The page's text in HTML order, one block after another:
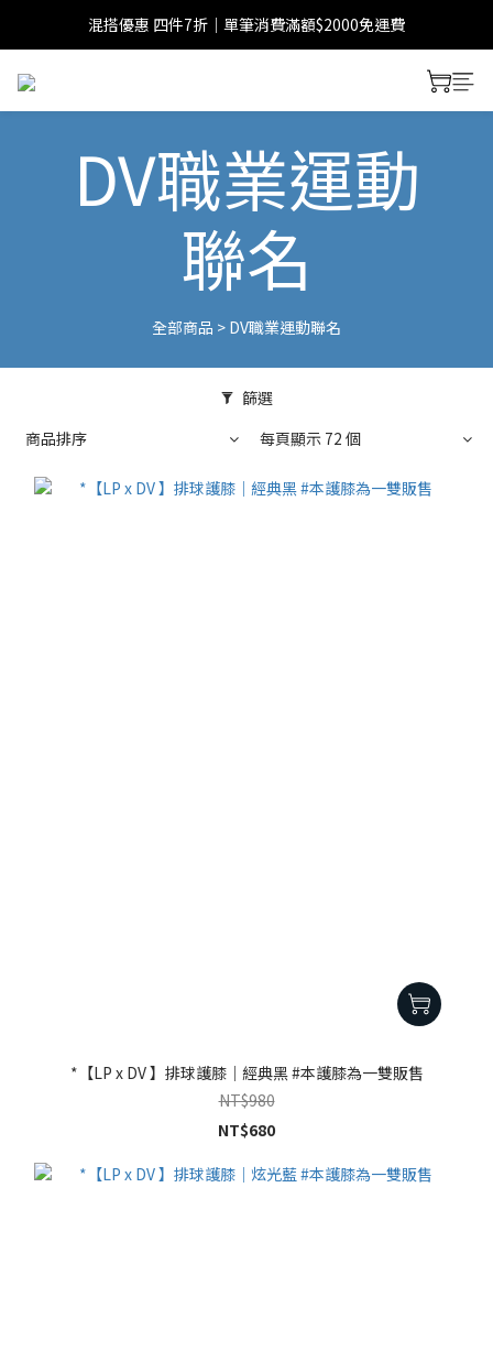
混搭優惠 四件7折｜單筆消費滿額$2000免運費
DV職業運動
聯名
全部商品 > DV職業運動聯名
篩選
商品排序
每頁顯示 72 個
*【LP x DV 】排球護膝｜經典黑 #本護膝為一雙販售
NT$980
NT$680